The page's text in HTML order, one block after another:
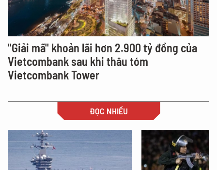
"Giải mã" khoản lãi hơn 2.900 tỷ đồng của
Vietcombank sau khi thâu tóm
Vietcombank Tower
ĐỌC NHIỀU